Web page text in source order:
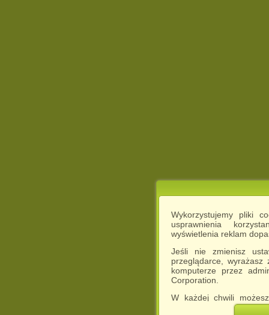
Wykorzystujemy pliki
usprawnienia
wyświetlenia reklam
Jeśli nie zmienisz
przeglądarce,
komputerze przez
Corporation.
W każdej chwili
cookies w swojej